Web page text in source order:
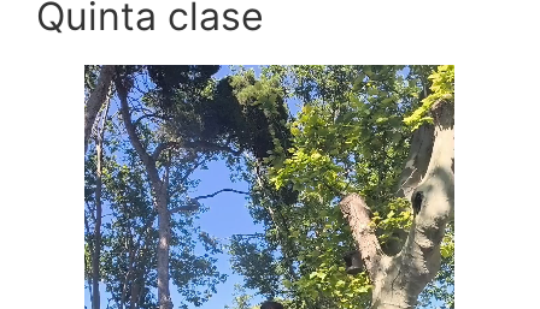
Quinta clase